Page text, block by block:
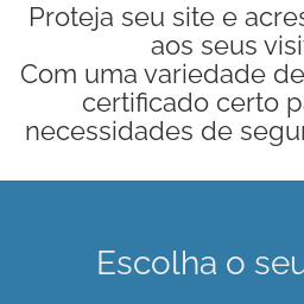
Proteja seu site e
aos seus
Com uma variedade
certificado certo
necessidades de
Escolha o